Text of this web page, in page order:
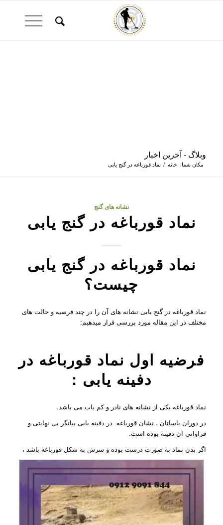
وبلاگ - آخرین اخبار
مکان شما: خانه / نماد قورباغه در گنج یابی
نشانه های گنج
نماد قورباغه در گنج یابی
نماد قورباغه در گنج یابی
چیست؟
نماد قورباغه در گنج یابی نشانه های آن را در چند فرضیه و حالت های
مختلف در این مقاله مورد بررسی قرار میدهیم:
فرضیه اول نماد قورباغه در
دفینه یابی :
نماد قورباغه یکی از نشانه های نادر و کم یاب می باشد.
در دوران باساتان ، نشان قورباغه در دفینه یابی بیانگر بی نهایتی و
فراوانی آن دفینه بوده است.
اگر بدن نماد به صورت درست بوده و سرش به شکل قورباغه باشد ،